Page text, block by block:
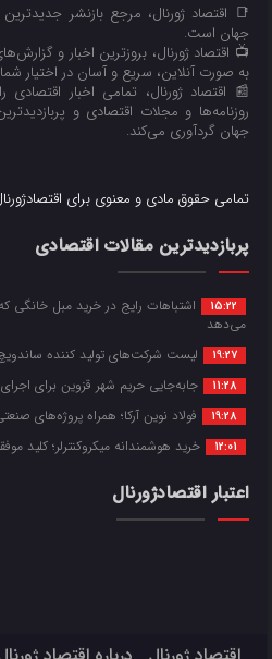
📑 اقتصاد ژورنال، مرجع بازنشر
جهان است.
📺 اقتصاد ژورنال، بروزترین اخبار و
به صورت آنلاین، سریع و آسان در اختیار
📰 اقتصاد ژورنال، تمامی اخبار اقتصادی
روزنامه‌ها و مجلات اقتصادی و
جهان گردآوری می‌کند.
تمامی حقوق مادی و معنوی برای
پربازدیدترین مقالات اقتصادی
15:22
اشتباهات رایج در خرید مبل خانگی
می‌دهد
19:27 لیست شرکت‌های تولید کننده ساندویچ
11:28 جابه‌جایی حریم شهر قزوین برای اجرای
19:28 فولاد نوین آرکا؛ همراه پروژه‌های
12:01 خرید هوشمندانه میکروکنترلر؛ کلید
اعتبار اقتصادژورنال